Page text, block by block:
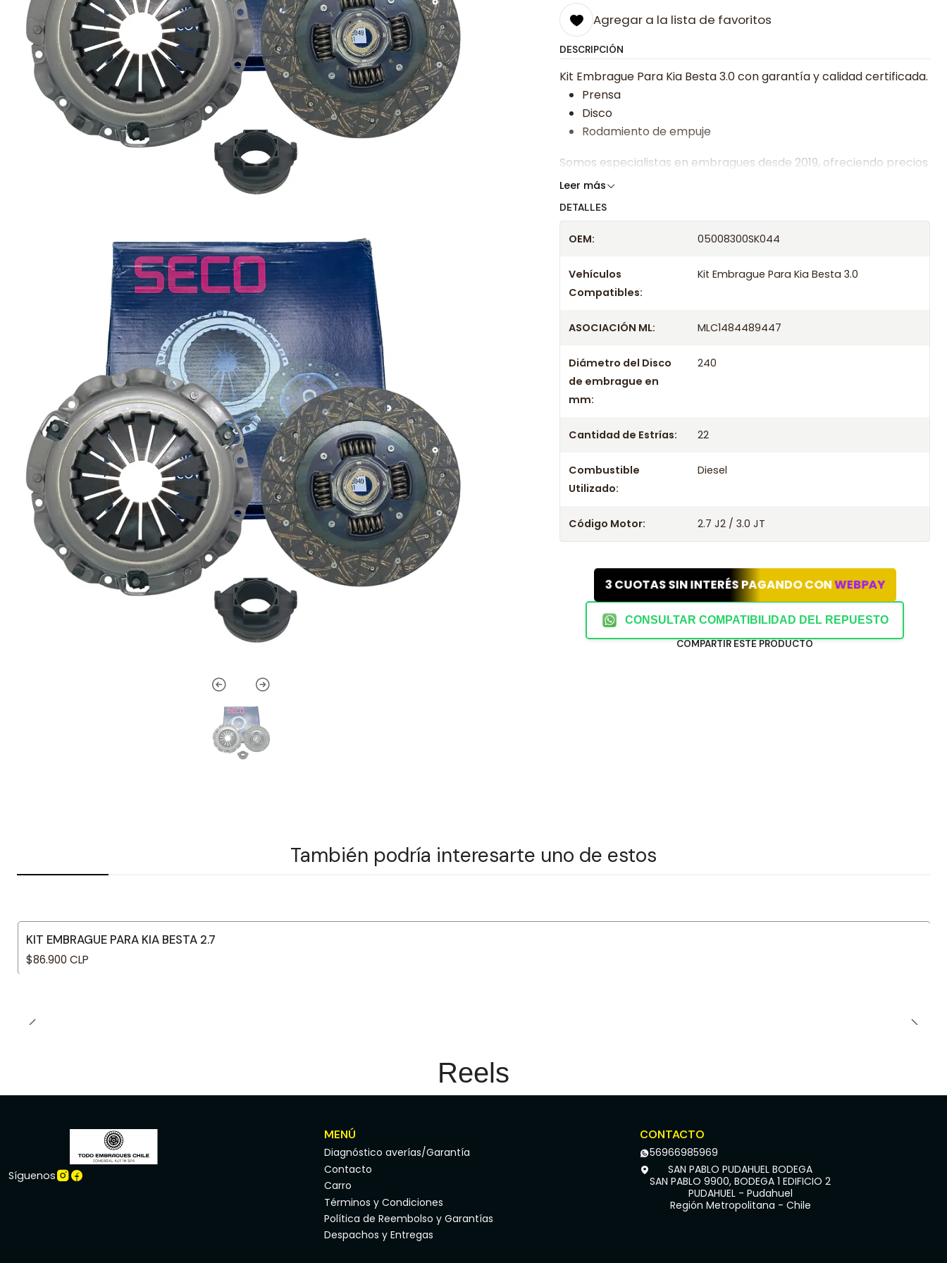
Agregar a la lista de favoritos
DESCRIPCIÓN
Kit Embrague Para Kia Besta 3.0 con garantía y calidad certificada.
Prensa
Disco
Rodamiento de empuje
Somos especialistas en embragues desde 2019, ofreciendo precios
bajos y asesoría experta.
Despacharemos el producto con transportista en un máximo de
Leer más
DETALLES
OEM: 05008300SK044
Vehículos
Compatibles:
Kit Embrague Para Kia Besta 3.0
ASOCIACIÓN ML: MLC1484489447
Diámetro del Disco
de embrague en
mm:
240
Cantidad de Estrías: 22
Combustible
Utilizado:
Diesel
Código Motor: 2.7 J2 / 3.0 JT
3 CUOTAS SIN INTERÉS PAGANDO CONWEBPAY
CONSULTAR COMPATIBILIDAD DEL REPUESTO
COMPARTIR ESTE PRODUCTO
También podría interesarte uno de estos
KIT EMBRAGUE PARA KIA BESTA 2.7
$86.900 CLP
Reels
Síguenos
MENÚ
Diagnóstico averías/Garantía
Contacto
Carro
Términos y Condiciones
Política de Reembolso y Garantías
Despachos y Entregas
CONTACTO
56966985969
SAN PABLO PUDAHUEL BODEGA
SAN PABLO 9900, BODEGA 1 EDIFICIO 2
PUDAHUEL - Pudahuel
Región Metropolitana - Chile